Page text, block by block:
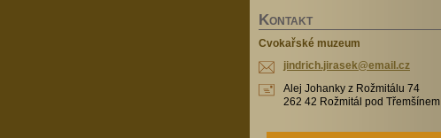
KONTAKT
Cvokařské muzeum
jindrich.jirasek@email.cz
Alej Johanky z Rožmitálu 74
262 42 Rožmitál pod Třemšínem